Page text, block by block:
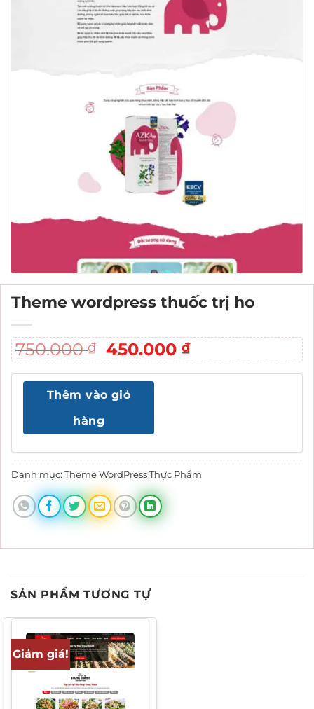
Theme wordpress thuốc trị ho
750.000₫
Giá
gốc
là:
750.000 ₫.
450.000₫Giá
hiện
Thêm vào giỏ
hàng
Danh mục: Theme WordPress Thực Phẩm
SẢN PHẨM TƯƠNG TỰ
Giảm giá!